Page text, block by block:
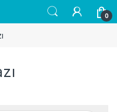
0